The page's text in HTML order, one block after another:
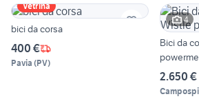
Vetrina
bici da corsa
400 €
Pavia (PV)
4
Bici da
2.650 €